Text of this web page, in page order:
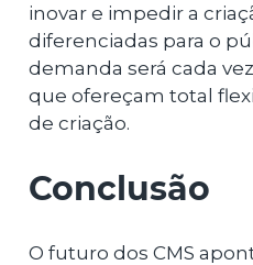
inovar e impedir a
diferenciadas para o
demanda será cada
que ofereçam total
de criação.
Conclusão
O futuro dos CMS